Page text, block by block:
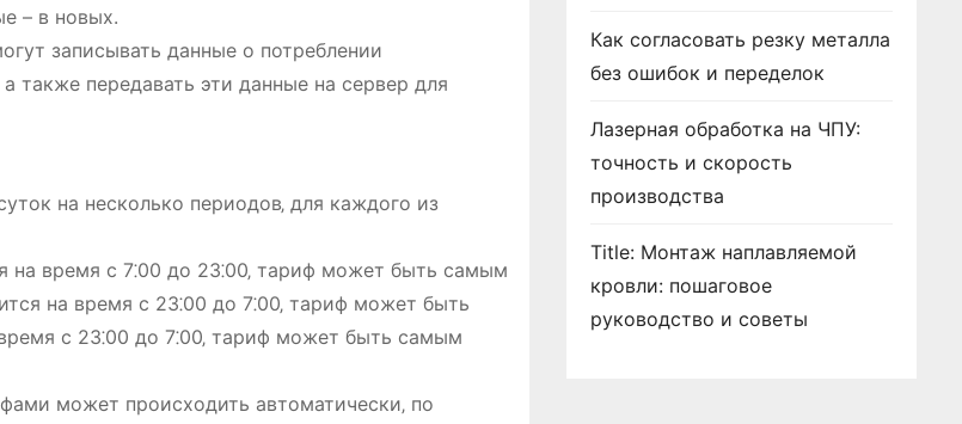
– в новых.
записывать данные о потреблении
также передавать эти данные на сервер для
на несколько периодов‚ для каждого из
время с 7⁚00 до 23⁚00‚ тариф может быть самым
на время с 23⁚00 до 7⁚00‚ тариф может быть
с 23⁚00 до 7⁚00‚ тариф может быть самым
может происходить автоматически‚ по
Как согласовать резку металла
без ошибок и переделок
Лазерная обработка на ЧПУ:
точность и скорость
производства
Title: Монтаж наплавляемой
кровли: пошаговое
руководство и советы